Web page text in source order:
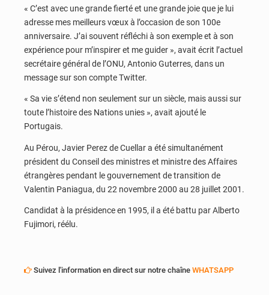
« C’est avec une grande fierté et une grande joie que je lui
adresse mes meilleurs vœux à l’occasion de son 100e
anniversaire. J’ai souvent réfléchi à son exemple et à son
expérience pour m’inspirer et me guider », avait écrit l’actuel
secrétaire général de l’ONU, Antonio Guterres, dans un
message sur son compte Twitter.
« Sa vie s’étend non seulement sur un siècle, mais aussi sur
toute l’histoire des Nations unies », avait ajouté le
Portugais.
Au Pérou, Javier Perez de Cuellar a été simultanément
président du Conseil des ministres et ministre des Affaires
étrangères pendant le gouvernement de transition de
Valentin Paniagua, du 22 novembre 2000 au 28 juillet 2001.
Candidat à la présidence en 1995, il a été battu par Alberto
Fujimori, réélu.
Suivez l'information en direct sur notre chaîne WHATSAPP